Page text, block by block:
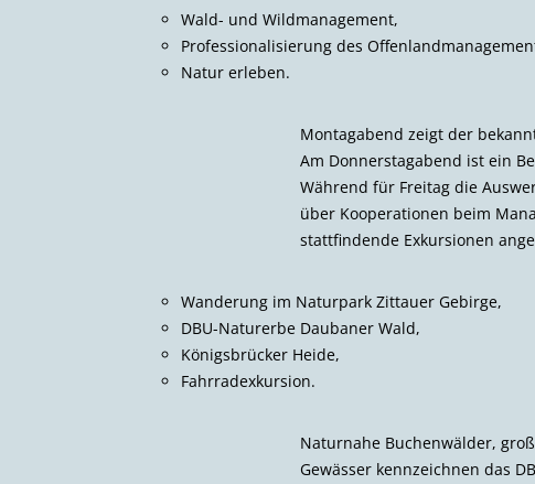
Wald- und Wildmanagement,
Professionalisierung des
Natur erleben.
Montagabend zeigt der
Am Donnerstagabend ist ein
Während für Freitag die
über Kooperationen beim
stattfindende Exkursionen
Wanderung im Naturpark Zittauer Gebirge,
DBU-Naturerbe Daubaner Wald,
Königsbrücker Heide,
Fahrradexkursion.
Naturnahe Buchenwälder,
Gewässer kennzeichnen das